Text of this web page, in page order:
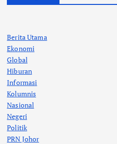
Berita Utama
Ekonomi
Global
Hiburan
Informasi
Kolumnis
Nasional
Negeri
Politik
PRN Johor